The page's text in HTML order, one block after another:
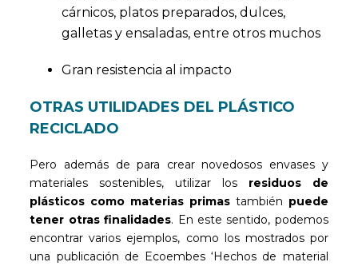
cárnicos, platos preparados, dulces,
galletas y ensaladas, entre otros muchos
Gran resistencia al impacto
OTRAS UTILIDADES DEL PLÁSTICO
RECICLADO
Pero además de para crear novedosos envases y
materiales sostenibles, utilizar los residuos de
plásticos como materias primas también puede
tener otras finalidades. En este sentido, podemos
encontrar varios ejemplos, como los mostrados por
una publicación de Ecoembes ‘Hechos de material